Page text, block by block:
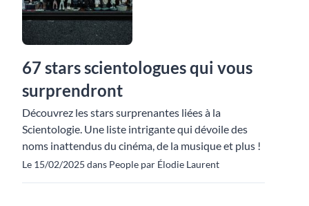
67 stars scientologues qui vous
surprendront
Découvrez les stars surprenantes liées à la
Scientologie. Une liste intrigante qui dévoile des
noms inattendus du cinéma, de la musique et plus !
Le 15/02/2025 dans People par Élodie Laurent